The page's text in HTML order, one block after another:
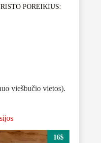
POREIKIUS:
viešbučio vietos).
16$